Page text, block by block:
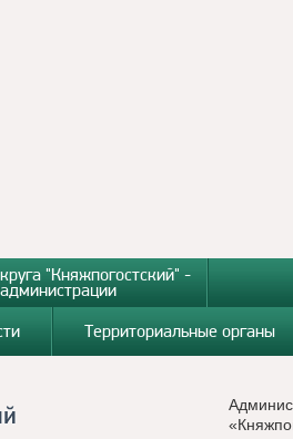
"Княжпогостский" -
Территориальные органы